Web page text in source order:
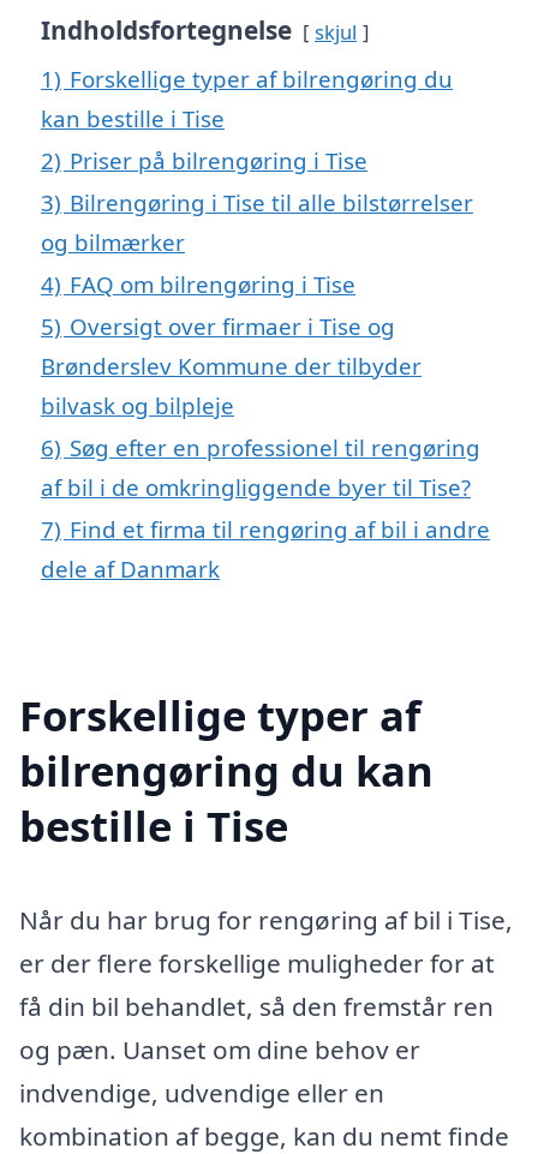
Indholdsfortegnelse skjul
1) Forskellige typer af bilrengøring du
kan bestille i Tise
2) Priser på bilrengøring i Tise
3) Bilrengøring i Tise til alle bilstørrelser
og bilmærker
4) FAQ om bilrengøring i Tise
5) Oversigt over firmaer i Tise og
Brønderslev Kommune der tilbyder
bilvask og bilpleje
6) Søg efter en professionel til rengøring
af bil i de omkringliggende byer til Tise?
7) Find et firma til rengøring af bil i andre
dele af Danmark
Forskellige typer af
bilrengøring du kan
bestille i Tise
Når du har brug for rengøring af bil i Tise,
er der flere forskellige muligheder for at
få din bil behandlet, så den fremstår ren
og pæn. Uanset om dine behov er
indvendige, udvendige eller en
kombination af begge, kan du nemt finde